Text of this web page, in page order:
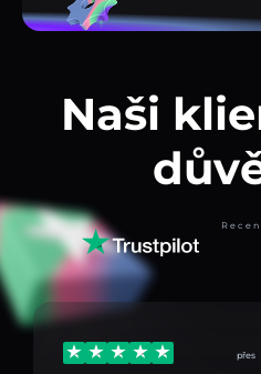
Naši
přes